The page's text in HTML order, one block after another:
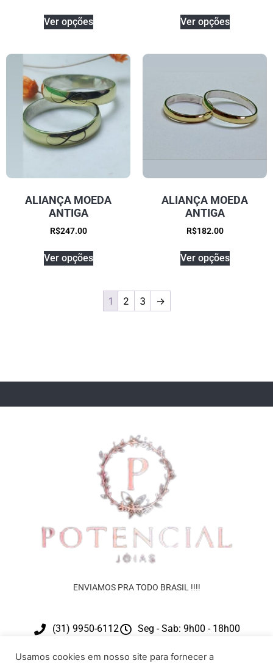
Ver opções Ver opções
ALIANÇA MOEDA
ANTIGA
R$247.00
Ver opções
ALIANÇA MOEDA
ANTIGA
R$182.00
Ver opções
1 2 3 →
ENVIAMOS PRA TODO BRASIL !!!!
(31) 9950-6112
Seg - Sab: 9h00 - 18h00
Usamos cookies em nosso site para fornecer a